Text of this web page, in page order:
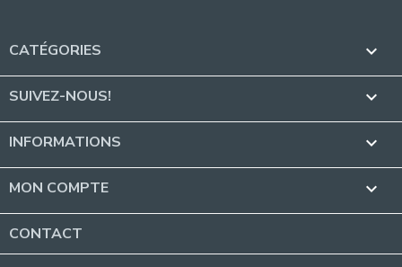
CATÉGORIES 
SUIVEZ-NOUS! 
INFORMATIONS 
MON COMPTE 
CONTACT